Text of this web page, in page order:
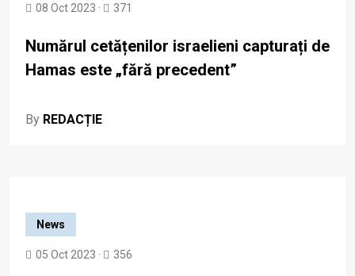
08 Oct 2023 · 371
Numărul cetățenilor israelieni capturați de
Hamas este „fără precedent”
By REDACȚIE
News
05 Oct 2023 · 356